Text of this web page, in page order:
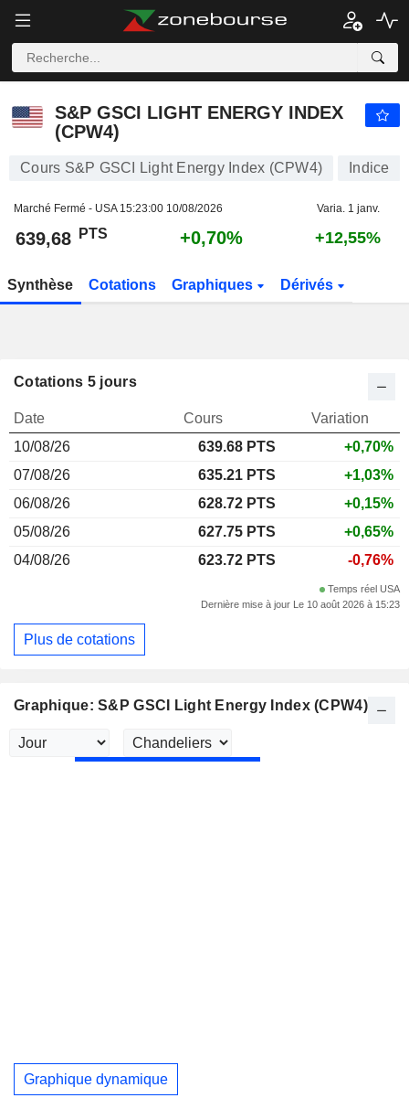
S&P GSCI LIGHT ENERGY INDEX
(CPW4)
Cours S&P GSCI Light Energy Index (CPW4) Indice
Marché Fermé - USA 15:23:00 10/08/2026 Varia. 1 janv.
639,68 PTS +0,70% +12,55%
Synthèse Cotations Graphiques Dérivés
Graphique: S&P GSCI Light Energy Index (CPW4)
Graphique dynamique
Cotations 5 jours
Date Cours
Variation
10/08/26
639.68 PTS
+0,70%
07/08/26
635.21 PTS
+1,03%
06/08/26
628.72 PTS
+0,15%
05/08/26
627.75 PTS
+0,65%
04/08/26
623.72 PTS -0,76%
Temps réel USA
Dernière mise à jour Le 10 août 2026 à 15:23
Plus de cotations